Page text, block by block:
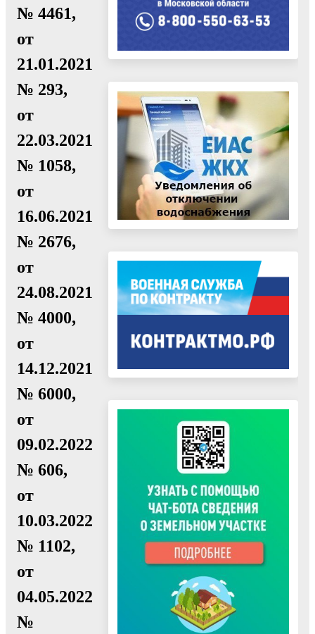
№ 4461,
от
21.01.2021
№ 293,
от
22.03.2021
№ 1058,
от
16.06.2021
№ 2676,
от
24.08.2021
№ 4000,
от
14.12.2021
№ 6000,
от
09.02.2022
№ 606,
от
10.03.2022
№ 1102,
от
04.05.2022
№